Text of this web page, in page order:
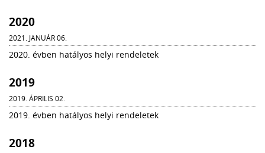
2020
2021. JANUÁR 06.
2020. évben hatályos helyi rendeletek
2019
2019. ÁPRILIS 02.
2019. évben hatályos helyi rendeletek
2018